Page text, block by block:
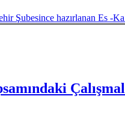
Şubesince hazırlanan Es -